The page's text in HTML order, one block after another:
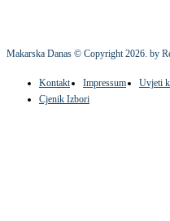
Makarska Danas © Copyright2026. by
Kontakt Impressum Uvjeti
Cjenik Izbori